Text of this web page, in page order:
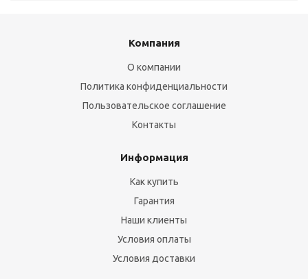
Компания
О компании
Политика конфиденциальности
Пользовательское соглашение
Контакты
Информация
Как купить
Гарантия
Наши клиенты
Условия оплаты
Условия доставки